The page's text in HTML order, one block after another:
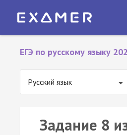
ЕГЭ по русскому языку
Русский язык
Задание 8